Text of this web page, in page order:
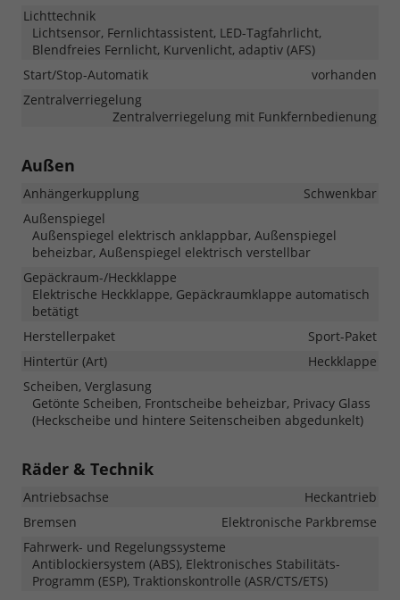
Lichttechnik
Lichtsensor, Fernlichtassistent, LED-Tagfahrlicht,
Blendfreies Fernlicht, Kurvenlicht, adaptiv (AFS)
Start/Stop-Automatik
vorhanden
Zentralverriegelung
Zentralverriegelung mit Funkfernbedienung
Außen
Anhängerkupplung
Schwenkbar
Außenspiegel
Außenspiegel elektrisch anklappbar, Außenspiegel
beheizbar, Außenspiegel elektrisch verstellbar
Gepäckraum-/Heckklappe
Elektrische Heckklappe, Gepäckraumklappe automatisch
betätigt
Herstellerpaket
Sport-Paket
Hintertür (Art)
Heckklappe
Scheiben, Verglasung
Getönte Scheiben, Frontscheibe beheizbar, Privacy Glass
(Heckscheibe und hintere Seitenscheiben abgedunkelt)
Räder & Technik
Antriebsachse
Heckantrieb
Bremsen
Elektronische Parkbremse
Fahrwerk- und Regelungssysteme
Antiblockiersystem (ABS), Elektronisches Stabilitäts-
Programm (ESP), Traktionskontrolle (ASR/CTS/ETS)